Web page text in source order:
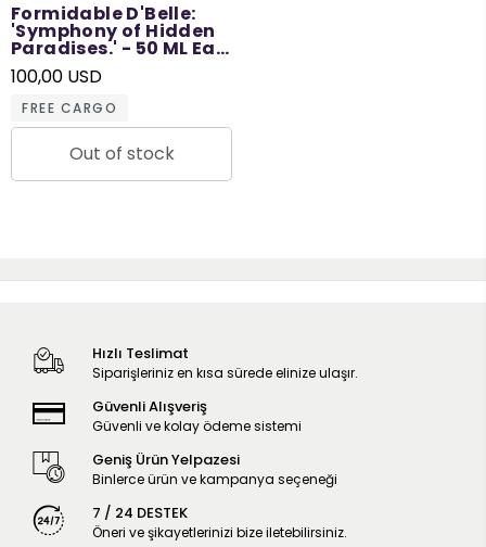
Formidable D'Belle:
'Symphony of Hidden
Paradises.' - 50 ML Eau
de Parfum
100,00 USD
FREE CARGO
Out of stock
Hızlı Teslimat
Siparişleriniz en kısa sürede elinize ulaşır.
Güvenli Alışveriş
Güvenli ve kolay ödeme sistemi
Geniş Ürün Yelpazesi
Binlerce ürün ve kampanya seçeneği
7 / 24 DESTEK
Öneri ve şikayetlerinizi bize iletebilirsiniz.